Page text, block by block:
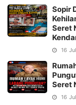
Sopir
Seret
16
Seret
16